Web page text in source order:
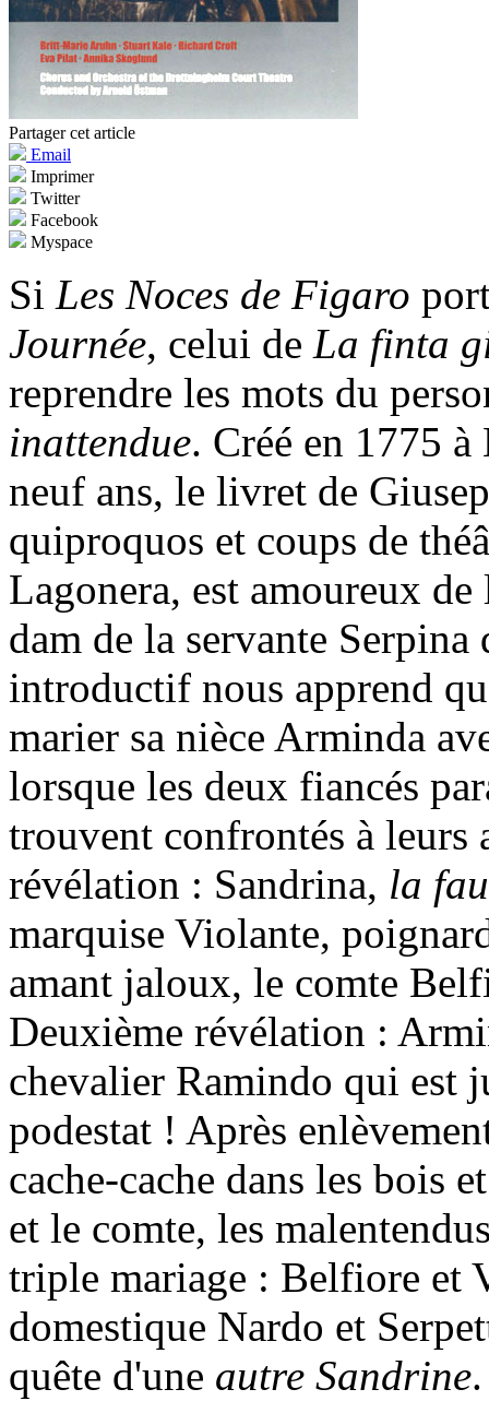
Partager cet article
Email
Imprimer
Twitter
Facebook
Myspace
Si Les Noces de Figaro
Journée, celui de La finta
reprendre les mots du
inattendue. Créé en 1775
neuf ans, le livret de
quiproquos et coups de
Lagonera, est amoureux
dam de la servante
introductif nous apprend
marier sa nièce Arminda
lorsque les deux fiancés
trouvent confrontés à leurs
révélation : Sandrina, la
marquise Violante,
amant jaloux, le comte
Deuxième révélation :
chevalier Ramindo qui est
podestat ! Après
cache-cache dans les bois
et le comte, les
triple mariage : Belfiore et
domestique Nardo et
quête d'une autre Sandrine.